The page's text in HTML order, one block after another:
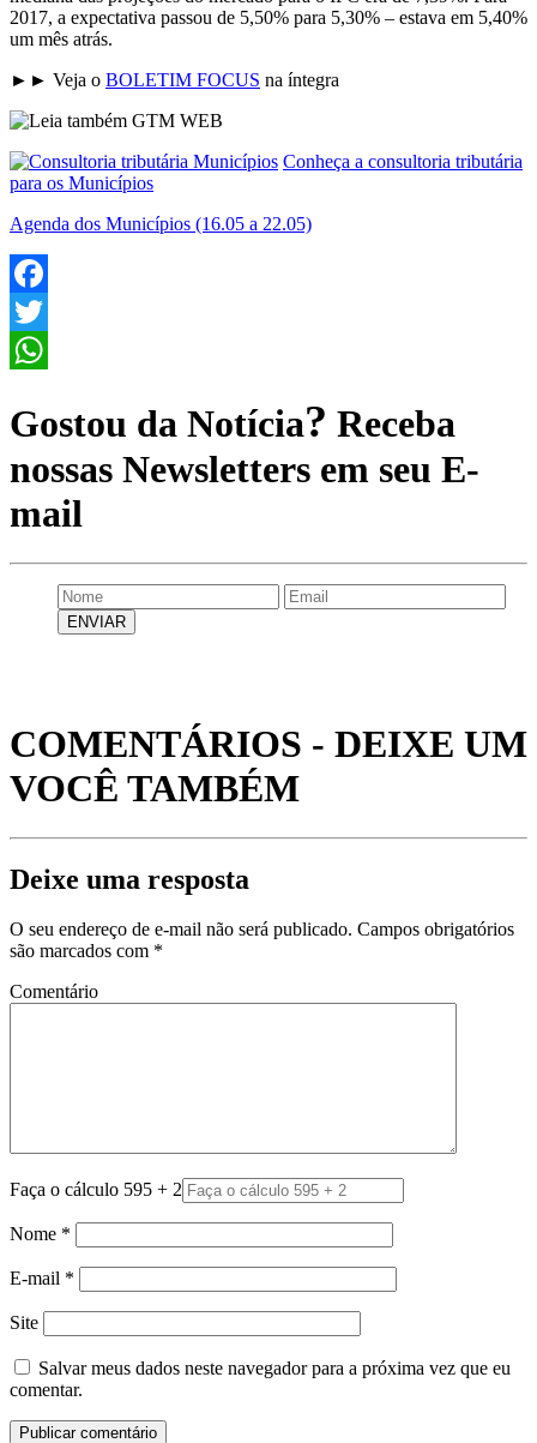
2017, a expectativa passou de 5,50% para 5,30% – estava em 5,40%
um mês atrás.
►► Veja o BOLETIM FOCUS na íntegra
Conheça a consultoria tributária
para os Municípios
Agenda dos Municípios (16.05 a 22.05)
Facebook
Twitter
Gostou da Notícia? Receba
nossas Newsletters em seu E-
mail
COMENTÁRIOS - DEIXE UM
VOCÊ TAMBÉM
Deixe uma resposta
O seu endereço de e-mail não será publicado. Campos obrigatórios
são marcados com *
Comentário
Faça o cálculo 595 + 2
Nome *
E-mail *
Site
Salvar meus dados neste navegador para a próxima vez que eu
comentar.